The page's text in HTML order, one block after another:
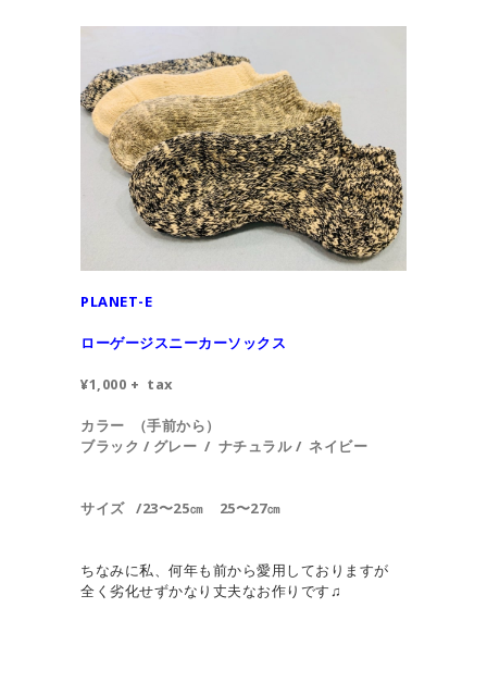
PLANET-E
ローゲージスニーカーソックス
¥1,000 + tax
カラー （手前から）
ブラック / グレー / ナチュラル / ネイビー
サイズ /23〜25㎝ 25〜27㎝
ちなみに私、何年も前から愛用しておりますが
全く劣化せずかなり丈夫なお作りです♫